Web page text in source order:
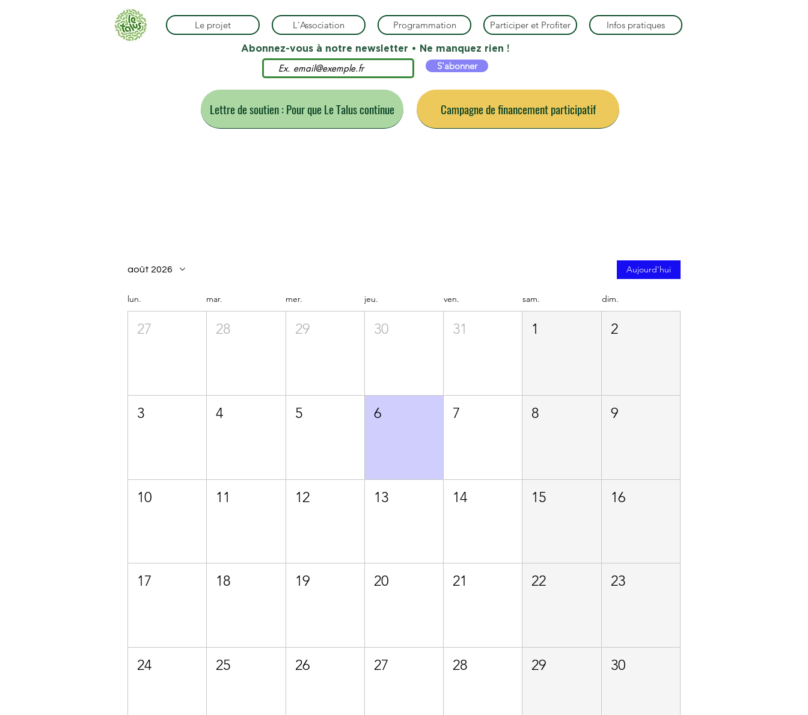
Le projet L'Association Programmation Participer et Profiter Infos pratiques
Abonnez-vous à notre newsletter • Ne manquez rien !
S'abonner
Lettre de soutien : Pour que Le Talus continue Campagne de financement participatif
août 2026 Aujourd'hui
lun. mar. mer. jeu. ven. sam. dim.
27 28 29 30 31 1 2
3 4 5 6 7 8 9
10 11 12 13 14 15 16
17 18 19 20 21 22 23
24 25 26 27 28 29 30